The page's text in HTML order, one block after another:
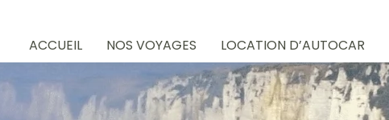
ACCUEIL NOS VOYAGES LOCATION D’AUTOCAR